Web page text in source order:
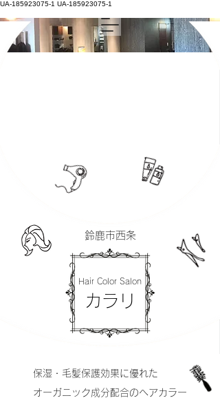
UA-185923075-1 UA-185923075-1
Hair Color Salon
カラリ
鈴鹿市西条
保湿・毛髪保護効果に優れた
​オーガニック成分配合のヘアカラー